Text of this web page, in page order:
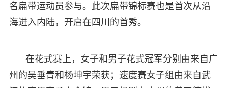
名扁带运动员参与。此次扁带锦标赛也是首次从沿
海进入内陆，开启在四川的首秀。
在花式赛上，女子和男子花式冠军分别由来自广
州的吴垂青和杨坤宇荣获；速度赛女子组由来自武